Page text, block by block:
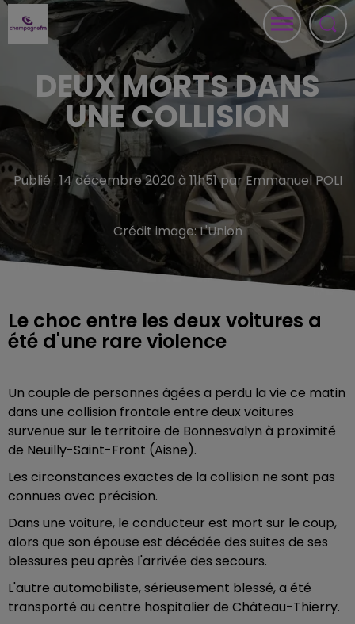
DEUX MORTS DANS
UNE COLLISION
Publié : 14 décembre 2020 à 11h51 par Emmanuel POLI
Crédit image:L'Union
Le choc entre les deux voitures a
été d'une rare violence
Un couple de personnes âgées a perdu la vie ce matin
dans une collision frontale entre deux voitures
survenue sur le territoire de Bonnesvalyn à proximité
de Neuilly-Saint-Front (Aisne).
Les circonstances exactes de la collision ne sont pas
connues avec précision.
Dans une voiture, le conducteur est mort sur le coup,
alors que son épouse est décédée des suites de ses
blessures peu après l'arrivée des secours.
L'autre automobiliste, sérieusement blessé, a été
transporté au centre hospitalier de Château-Thierry.